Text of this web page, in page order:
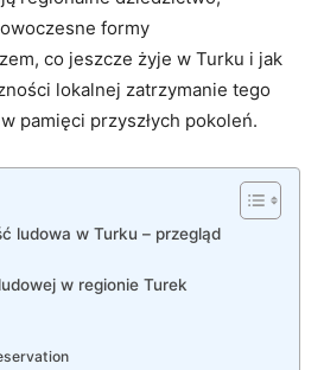
formy
co jeszcze żyje w Turku i jak
lokalnej zatrzymanie tego
pamięci przyszłych pokoleń.
ludowa w Turku – przegląd
w regionie Turek